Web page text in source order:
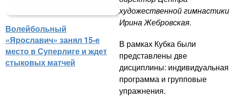
Волейбольный
«Ярославич» занял 15-е
место в Суперлиге и ждет
стыковых матчей
художественной гимнастики
Ирина Жебровская.
В рамках Кубка были
представлены две
дисциплины: индивидуальная
программа и групповые
упражнения.